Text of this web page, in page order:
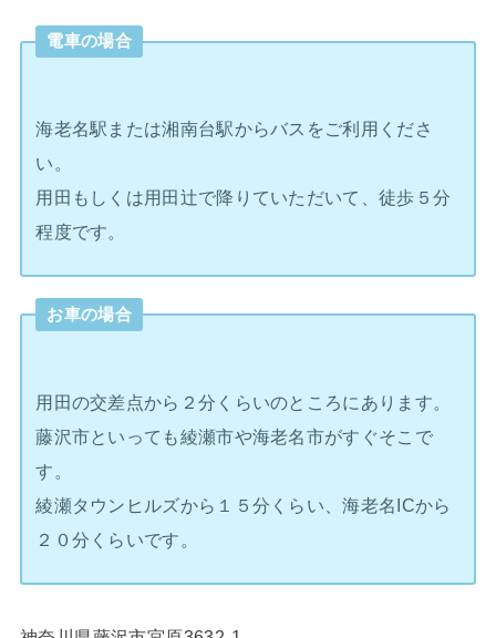
電車の場合
海老名駅または湘南台駅からバスをご利用くださ
い。
用田もしくは用田辻で降りていただいて、徒歩５分
程度です。
お車の場合
用田の交差点から２分くらいのところにあります。
藤沢市といっても綾瀬市や海老名市がすぐそこで
す。
綾瀬タウンヒルズから１５分くらい、海老名ICから
２０分くらいです。